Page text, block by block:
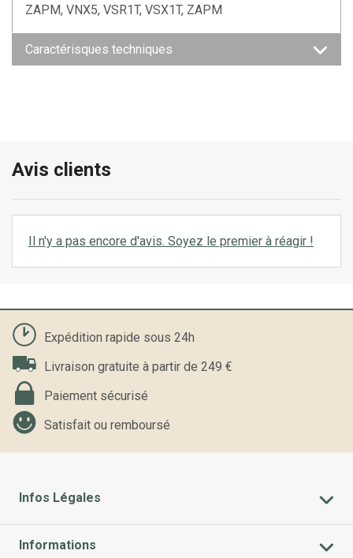
ZAPM, VNX5, VSR1T, VSX1T, ZAPM
Caractérisques techniques
Avis clients
Il n'y a pas encore d'avis. Soyez le premier à réagir !
Expédition rapide sous 24h
Livraison gratuite à partir de 249 €
Paiement sécurisé
Satisfait ou remboursé
Infos Légales
Informations